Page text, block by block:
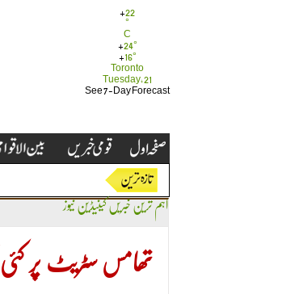
+22
°
C
+24°
+ 16°
Toronto
Tuesday, 21
See 7-Day Forecast
اہم ترین خبریں کینیڈین نیوز
تھامس سٹریٹ پر کئی